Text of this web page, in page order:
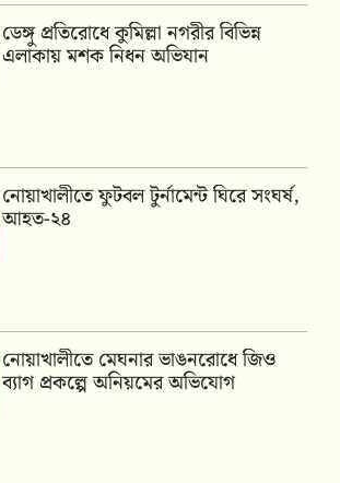
ডেঙ্গু প্রতিরোধে কুমিল্লা নগরীর বিভিন্ন
এলাকায় মশক নিধন অভিযান
নোয়াখালীতে ফুটবল টুর্নামেন্ট ঘিরে সংঘর্ষ,
আহত-২৪
নোয়াখালীতে মেঘনার ভাঙনরোধে জিও
ব্যাগ প্রকল্পে অনিয়মের অভিযোগ